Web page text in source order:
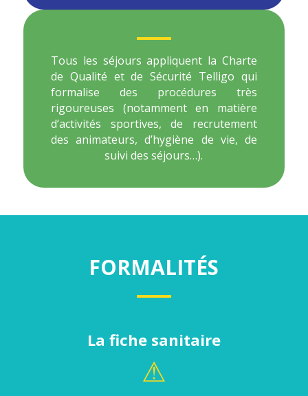
Tous les séjours appliquent la Charte
de Qualité et de Sécurité Telligo qui
formalise des procédures très
rigoureuses (notamment en matière
d’activités sportives, de recrutement
des animateurs, d’hygiène de vie, de
suivi des séjours…).
FORMALITÉS
La fiche sanitaire
⚠